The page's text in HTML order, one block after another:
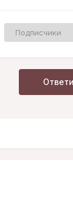
Подписчики